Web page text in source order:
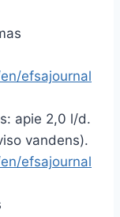
efsajournal
apie 2,0 l/d.
vandens).
efsajournal